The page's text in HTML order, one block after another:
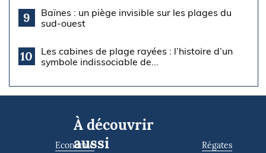
9
Baïnes : un piège invisible sur les plages du
sud-ouest
10
Les cabines de plage rayées : l’histoire d’un
symbole indissociable de...
À découvrir
aussi
Economie Régates